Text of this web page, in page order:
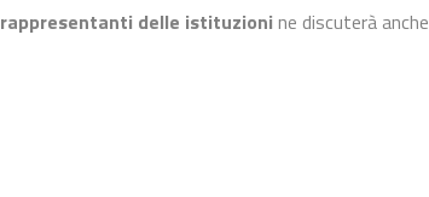
rappresentanti delle istituzioni ne discuterà